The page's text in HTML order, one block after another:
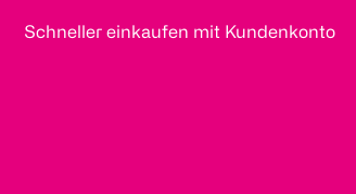
Schneller einkaufen mit Kundenkonto